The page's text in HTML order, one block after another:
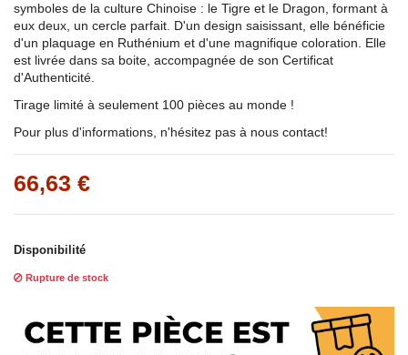
symboles de la culture Chinoise : le Tigre et le Dragon, formant à
eux deux, un cercle parfait. D'un design saisissant, elle bénéficie
d'un plaquage en Ruthénium et d'une magnifique coloration. Elle
est livrée dans sa boite, accompagnée de son Certificat
d'Authenticité.
Tirage limité à seulement 100 pièces au monde !
Pour plus d'informations, n'hésitez pas à nous contact!
66,63 €
Disponibilité
Rupture de stock